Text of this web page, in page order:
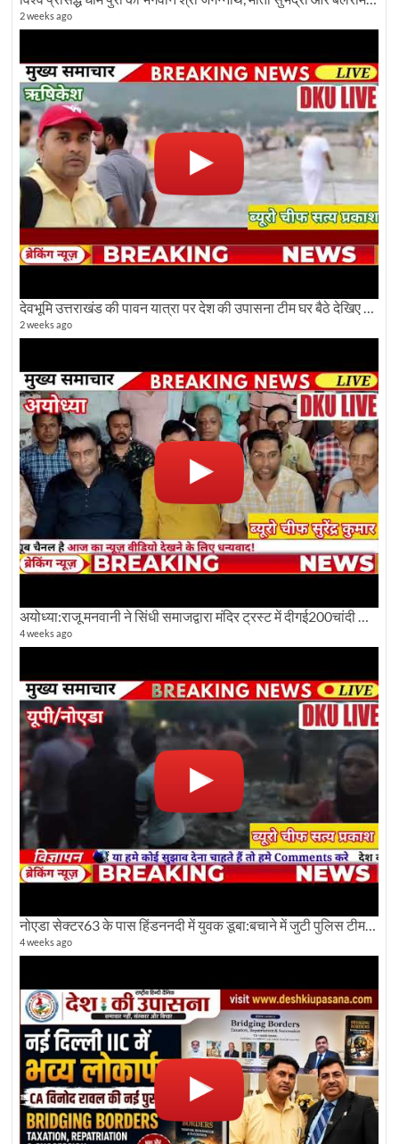
2 weeks ago
2 weeks ago
अयोध्या:राजू मनवानी ने सिंधी समाजद्वारा मंदिर ट्रस्ट में दीगई200चांदी की ईंटों पर सवाल का किया विरोध
4 weeks ago
नोएडा सेक्टर63 के पास हिंडननदी में युवक डूबा:बचाने में जुटी पुलिस टीम: देखिए पूरी ग्राउंड रिपोर्टिंग
4 weeks ago